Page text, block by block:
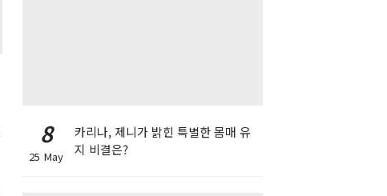
8
25 May
카리나, 제니가 밝힌 특별한 몸매 유
지 비결은?